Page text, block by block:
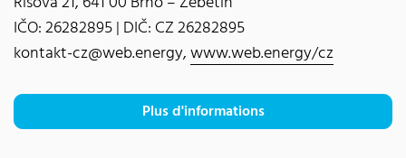
IČO: 26282895 | DIČ: CZ 26282895
kontakt-cz@web.energy,www.web.energy/cz
Plus d'informations